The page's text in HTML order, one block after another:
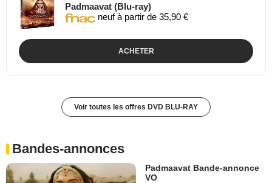
Padmaavat (Blu-ray)
neuf à partir de 35,90 €
ACHETER
Voir toutes les offres DVD BLU-RAY
Bandes-annonces
Padmaavat Bande-annonce
VO